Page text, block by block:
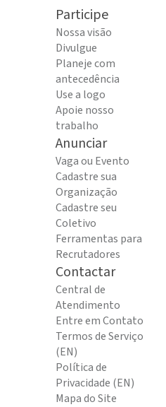
Participe
Nossa visão
Divulgue
Planeje com
antecedência
Use a logo
Apoie nosso
trabalho
Anunciar
Vaga ou Evento
Cadastre sua
Organização
Cadastre seu
Coletivo
Ferramentas para
Recrutadores
Contactar
Central de
Atendimento
Entre em Contato
Termos de Serviço
(EN)
Política de
Privacidade (EN)
Mapa do Site